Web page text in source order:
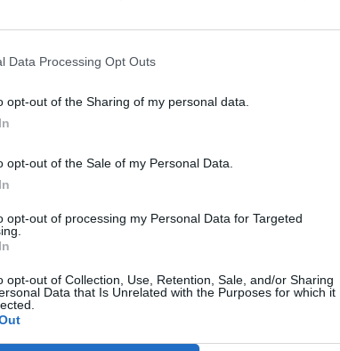
Data Processing Opt Outs
opt-out of the Sharing of my personal data.
opt-out of the Sale of my Personal Data.
opt-out of processing my Personal Data for Targeted
opt-out of Collection, Use, Retention, Sale, and/or Sharing
Data that Is Unrelated with the Purposes for which it